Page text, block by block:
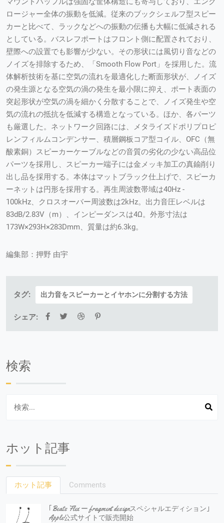
ロージャー全体の振動を低減。従来のブックシェルフ型スピー
カーと比べて、ラックなどへの振動の伝播も大幅に低減される
としている。バスレフポートはフロント側に配置されており、
壁際への設置でも影響が少ない。その形状には風切り音などの
ノイズを排除するため、「Smooth Flow Port」を採用した。流
体解析技術を基に空気の流れを最適化した断面形状が、ノイズ
の発生源となる空気の渦の発生を最小限に抑え、ポート表面の
突起形状が空気の渦を細かく分散することで、ノイズ発生や空
気の流れの抵抗を低減する構造となっている。ほか、各パーツ
も厳選した。ネットワーク回路には、メタライズドポリプロピ
レンフィルムコンデンサー、積層鋼板コア型コイル、OFC（無
酸素銅）スピーカーケーブルなどの音質の劣化の少ない高品位
パーツを採用し、スピーカー端子には金メッキ加工の真鍮削り
出し品を採用する。本体はマットブラック仕上げで、スピーカ
ーネットは円形を採用する。再生周波数帯域は40Hz -
100kHz、クロスオーバー周波数は2kHz。出力音圧レベルは
83dB/2.83V（m）、インピーダンスは4Ω。外形寸法は
173W×293H×283Dmm、質量は約6.3kg。
編集部：押野 由宇
タグ: 出力音をスピーカーとイヤホンに分割する方法
シェア:
検索
ホット記事
ホット記事 Comments
｢Beats Flex ー fragment designスペシャルエディション｣
Apple公式サイトで販売開始